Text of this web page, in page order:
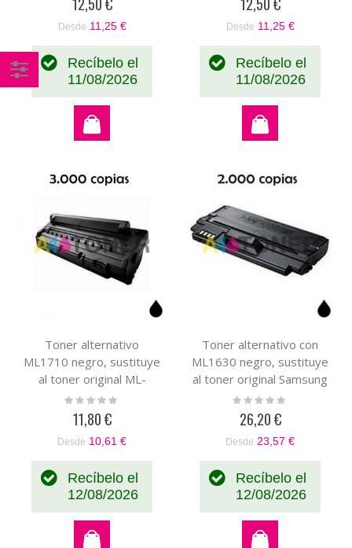
Desde 11,25 €
Recíbelo el
11/08/2026
Desde 11,25 €
Recíbelo el
11/08/2026
Toner alternativo
ML1710 negro, sustituye
al toner original ML-
1710D3
Rating:
11,80 €
Desde 10,61 €
Recíbelo el
12/08/2026
Toner alternativo con
ML1630 negro, sustituye
al toner original Samsung
ML-D1630A
Rating:
26,20 €
Desde 23,57 €
Recíbelo el
12/08/2026
Comprar